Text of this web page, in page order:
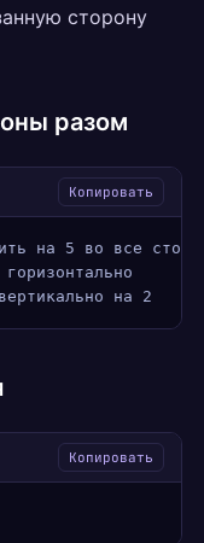
сторону
разом
Копировать
на 5 во все
на 2
Копировать